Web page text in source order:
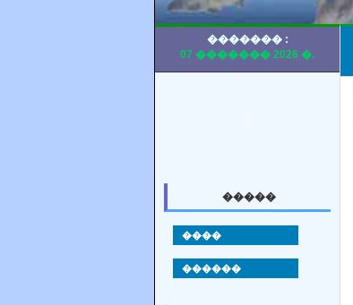
������� :
07 ������� 2026 �.
�����
����
������